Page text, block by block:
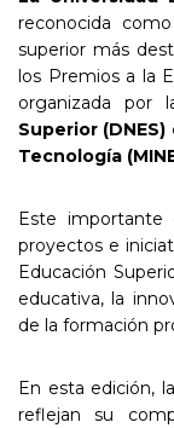
reconocida
superior más
los Premios a la
organizada por
Superior
Tecnología
Este importante
proyectos e
Educación
educativa, la
de la formación
En esta edición, la
reflejan su